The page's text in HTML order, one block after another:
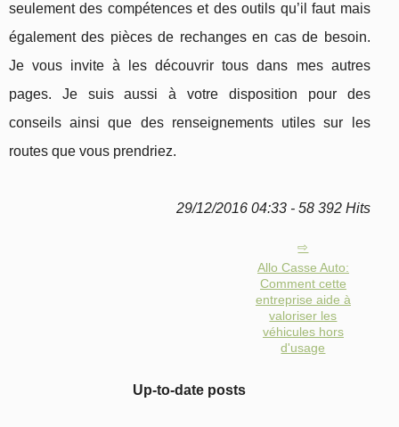
seulement des compétences et des outils qu’il faut mais
également des pièces de rechanges en cas de besoin.
Je vous invite à les découvrir tous dans mes autres
pages. Je suis aussi à votre disposition pour des
conseils ainsi que des renseignements utiles sur les
routes que vous prendriez.
29/12/2016 04:33 - 58 392 Hits
Allo Casse Auto:
Comment cette
entreprise aide à
valoriser les
véhicules hors
d'usage
Up-to-date posts